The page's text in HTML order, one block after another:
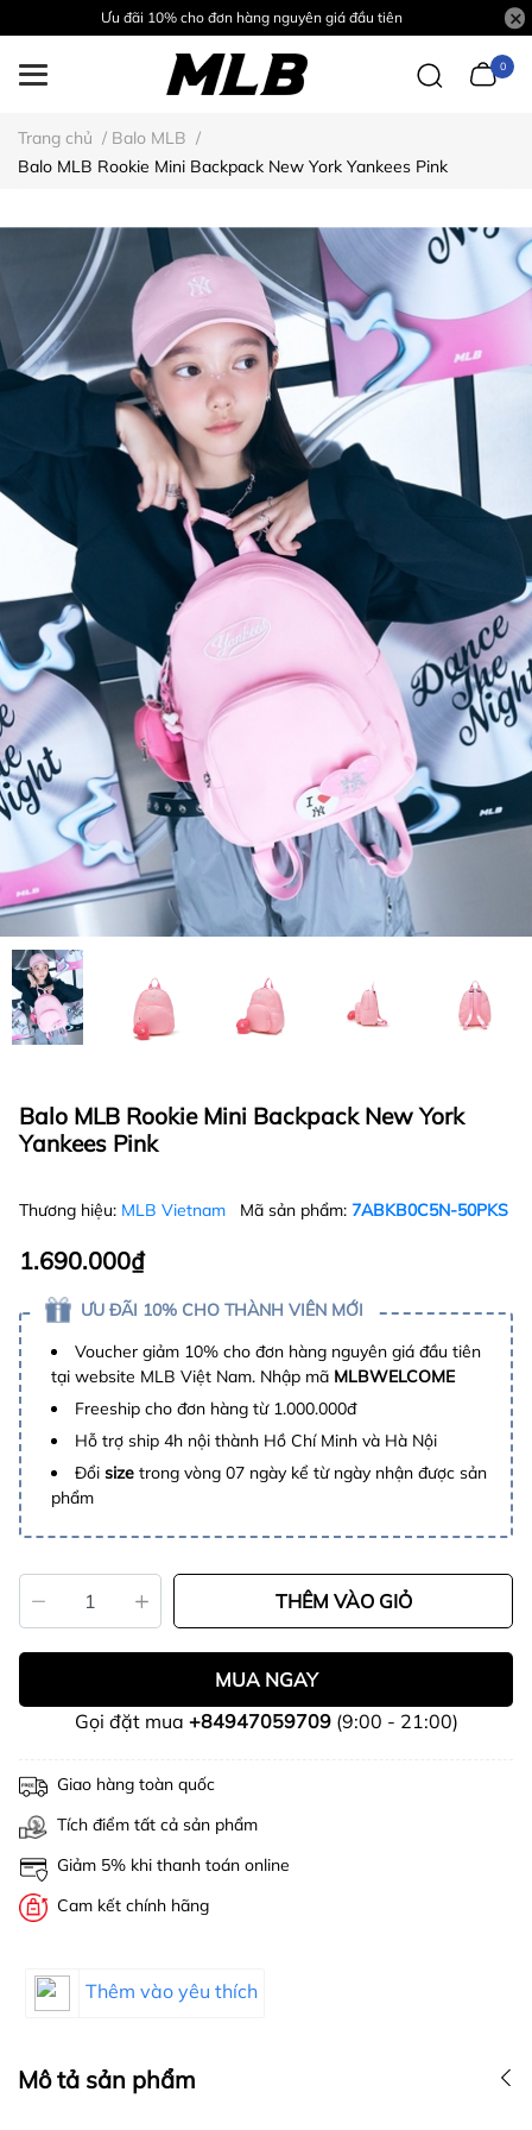
Ưu đãi 10% cho đơn hàng nguyên giá đầu tiên
0
Trang chủ / Balo MLB /
Balo MLB Rookie Mini Backpack New York Yankees Pink
Balo MLB Rookie Mini Backpack New York
Yankees Pink
Thương hiệu: MLB Vietnam Mã sản phẩm: 7ABKB0C5N-50PKS
1.690.000₫
ƯU ĐÃI 10% CHO THÀNH VIÊN MỚI
Voucher giảm 10% cho đơn hàng nguyên giá đầu tiên
tại website MLB Việt Nam. Nhập mã MLBWELCOME
Freeship cho đơn hàng từ 1.000.000đ
Hỗ trợ ship 4h nội thành Hồ Chí Minh và Hà Nội
Đổi size trong vòng 07 ngày kể từ ngày nhận được sản
phẩm
THÊM VÀO GIỎ
MUA NGAY
Gọi đặt mua +84947059709(9:00 - 21:00)
Giao hàng toàn quốc
Tích điểm tất cả sản phẩm
Giảm 5% khi thanh toán online
Cam kết chính hãng
Thêm vào yêu thích
Mô tả sản phẩm